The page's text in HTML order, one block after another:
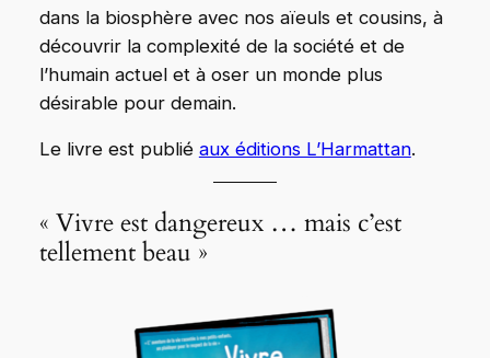
dans la biosphère avec nos aïeuls et cousins, à
découvrir la complexité de la société et de
l’humain actuel et à oser un monde plus
désirable pour demain.
Le livre est publié aux éditions L’Harmattan.
« Vivre est dangereux … mais c’est
tellement beau »